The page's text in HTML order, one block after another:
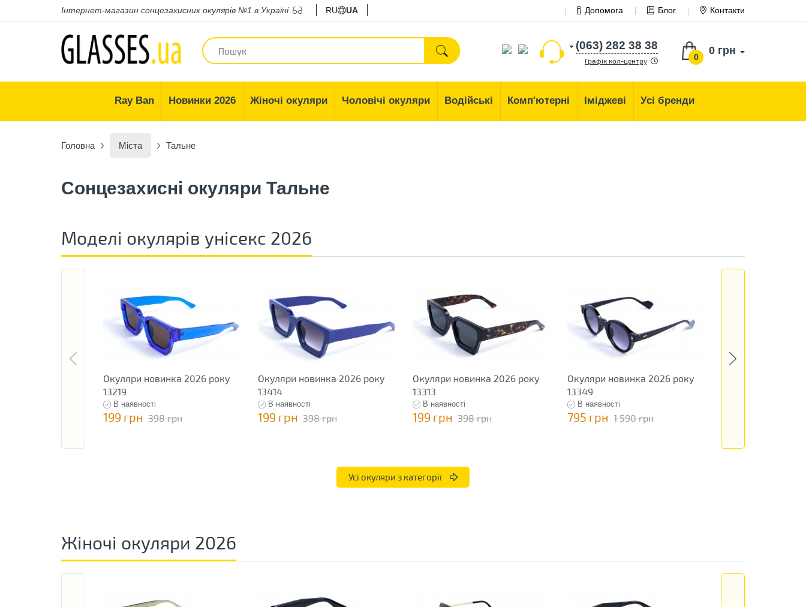
Інтернет-магазин сонцезахисних окулярів №1 в Україні RU UA Допомога Блог Контакти
0
0 грн
(063) 282 38 38
Графік кол-центру
Ray Ban Новинки 2026 Жіночі окуляри Чоловічі окуляри Водійські Комп'ютерні Іміджеві Усі бренди
Головна Міста Тальне
Сонцезахисні окуляри Тальне
Моделі окулярів унісекс 2026
Окуляри новинка 2026 року
13219
В наявності
199 грн 398 грн
Окуляри новинка 2026 року
13414
В наявності
199 грн 398 грн
Окуляри новинка 2026 року
13313
В наявності
199 грн 398 грн
Окуляри новинка 2026 року
13349
В наявності
795 грн 1 590 грн
Усі окуляри з категорії
Жіночі окуляри 2026